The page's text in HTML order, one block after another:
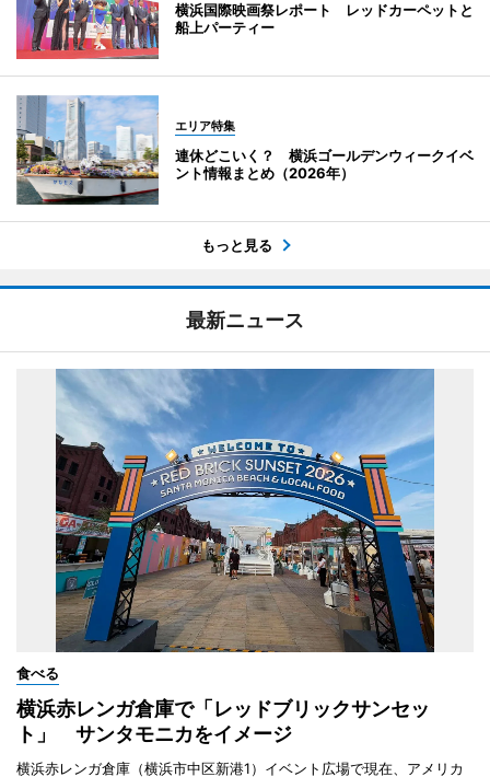
横浜国際映画祭レポート レッドカーペットと
船上パーティー
エリア特集
連休どこいく？ 横浜ゴールデンウィークイベ
ント情報まとめ（2026年）
もっと見る
最新ニュース
食べる
横浜赤レンガ倉庫で「レッドブリックサンセッ
ト」 サンタモニカをイメージ
横浜赤レンガ倉庫（横浜市中区新港1）イベント広場で現在、アメリカ